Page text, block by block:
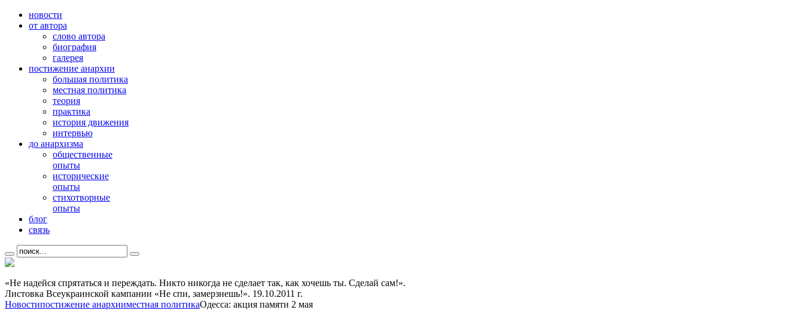
новости
от автора
слово автора
биография
галерея
постижение анархии
большая политика
местная политика
теория
практика
история движения
интервью
до анархизма
общественные
опыты
исторические
опыты
стихотворные
опыты
блог
связь
«Не надейся спрятаться и переждать. Никто никогда не сделает так, как хочешь ты. Сделай сам!».
Листовка Всеукраинской кампании «Не спи, замерзнешь!». 19.10.2011 г.
Новостипостижение анархииместная политикаОдесса: акция памяти 2 мая